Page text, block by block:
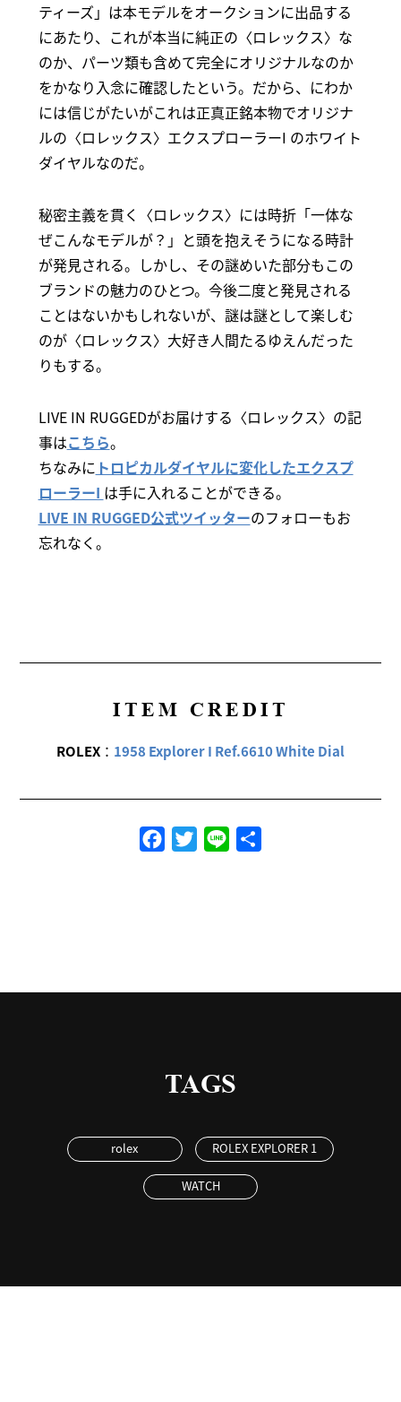
ティーズ」は本モデルをオークションに出品する
にあたり、これが本当に純正の〈ロレックス〉な
のか、パーツ類も含めて完全にオリジナルなのか
をかなり入念に確認したという。だから、にわか
には信じがたいがこれは正真正銘本物でオリジナ
ルの〈ロレックス〉エクスプローラーI のホワイト
ダイヤルなのだ。
秘密主義を貫く〈ロレックス〉には時折「一体な
ぜこんなモデルが？」と頭を抱えそうになる時計
が発見される。しかし、その謎めいた部分もこの
ブランドの魅力のひとつ。今後二度と発見される
ことはないかもしれないが、謎は謎として楽しむ
のが〈ロレックス〉大好き人間たるゆえんだった
りもする。
LIVE IN RUGGEDがお届けする〈ロレックス〉の記
事はこちら。
ちなみに トロピカルダイヤルに変化したエクスプ
ローラーI は手に入れることができる。
LIVE IN RUGGED公式ツイッターのフォローもお
忘れなく。
ITEM CREDIT
ROLEX： 1958 Explorer I Ref.6610 White Dial
FacebookTwitterLine
TAGS
rolex ROLEX EXPLORER 1
WATCH